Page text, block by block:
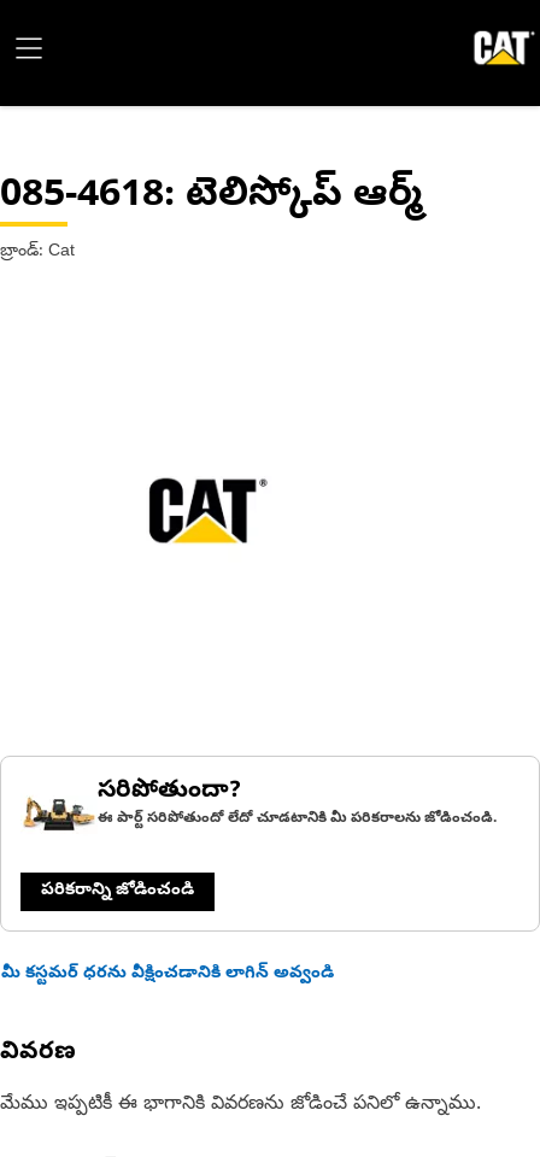
085-4618: టెలిస్కోప్ ఆర్మ్
బ్రాండ్: Cat
సరిపోతుందా?
ఈ పార్ట్ సరిపోతుందో లేదో చూడటానికి మీ పరికరాలను జోడించండి.
పరికరాన్ని జోడించండి
మీ కస్టమర్ ధరను వీక్షించడానికి లాగిన్ అవ్వండి
వివరణ
మేము ఇప్పటికీ ఈ భాగానికి వివరణను జోడించే పనిలో ఉన్నాము.